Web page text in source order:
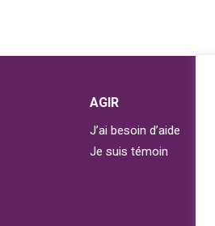
AGIR
J’ai besoin d’aide
Je suis témoin